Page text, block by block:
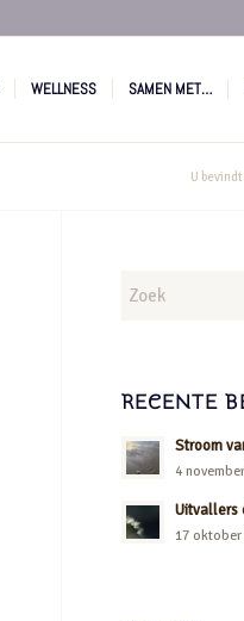
WELLNESS SAMEN MET…
U
RECENTE
Stroom
4
Uitvallers
17 oktober